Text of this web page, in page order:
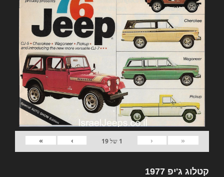
«
‹
1 של19
›
»
קטלוג ג'יפ 1977